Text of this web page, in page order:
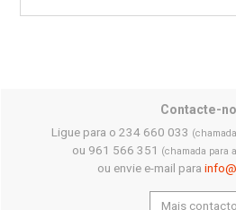
Contacte-
Ligue para o 234 660 033
ou 961 566 351 (chamada para
ou envie e-mail para
Mais